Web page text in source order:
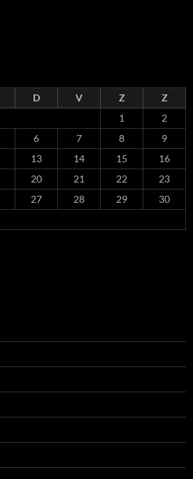
D V Z
Z
1
2
6 7 8
9
13 14 15
16
20 21 22
23
27 28 29
30